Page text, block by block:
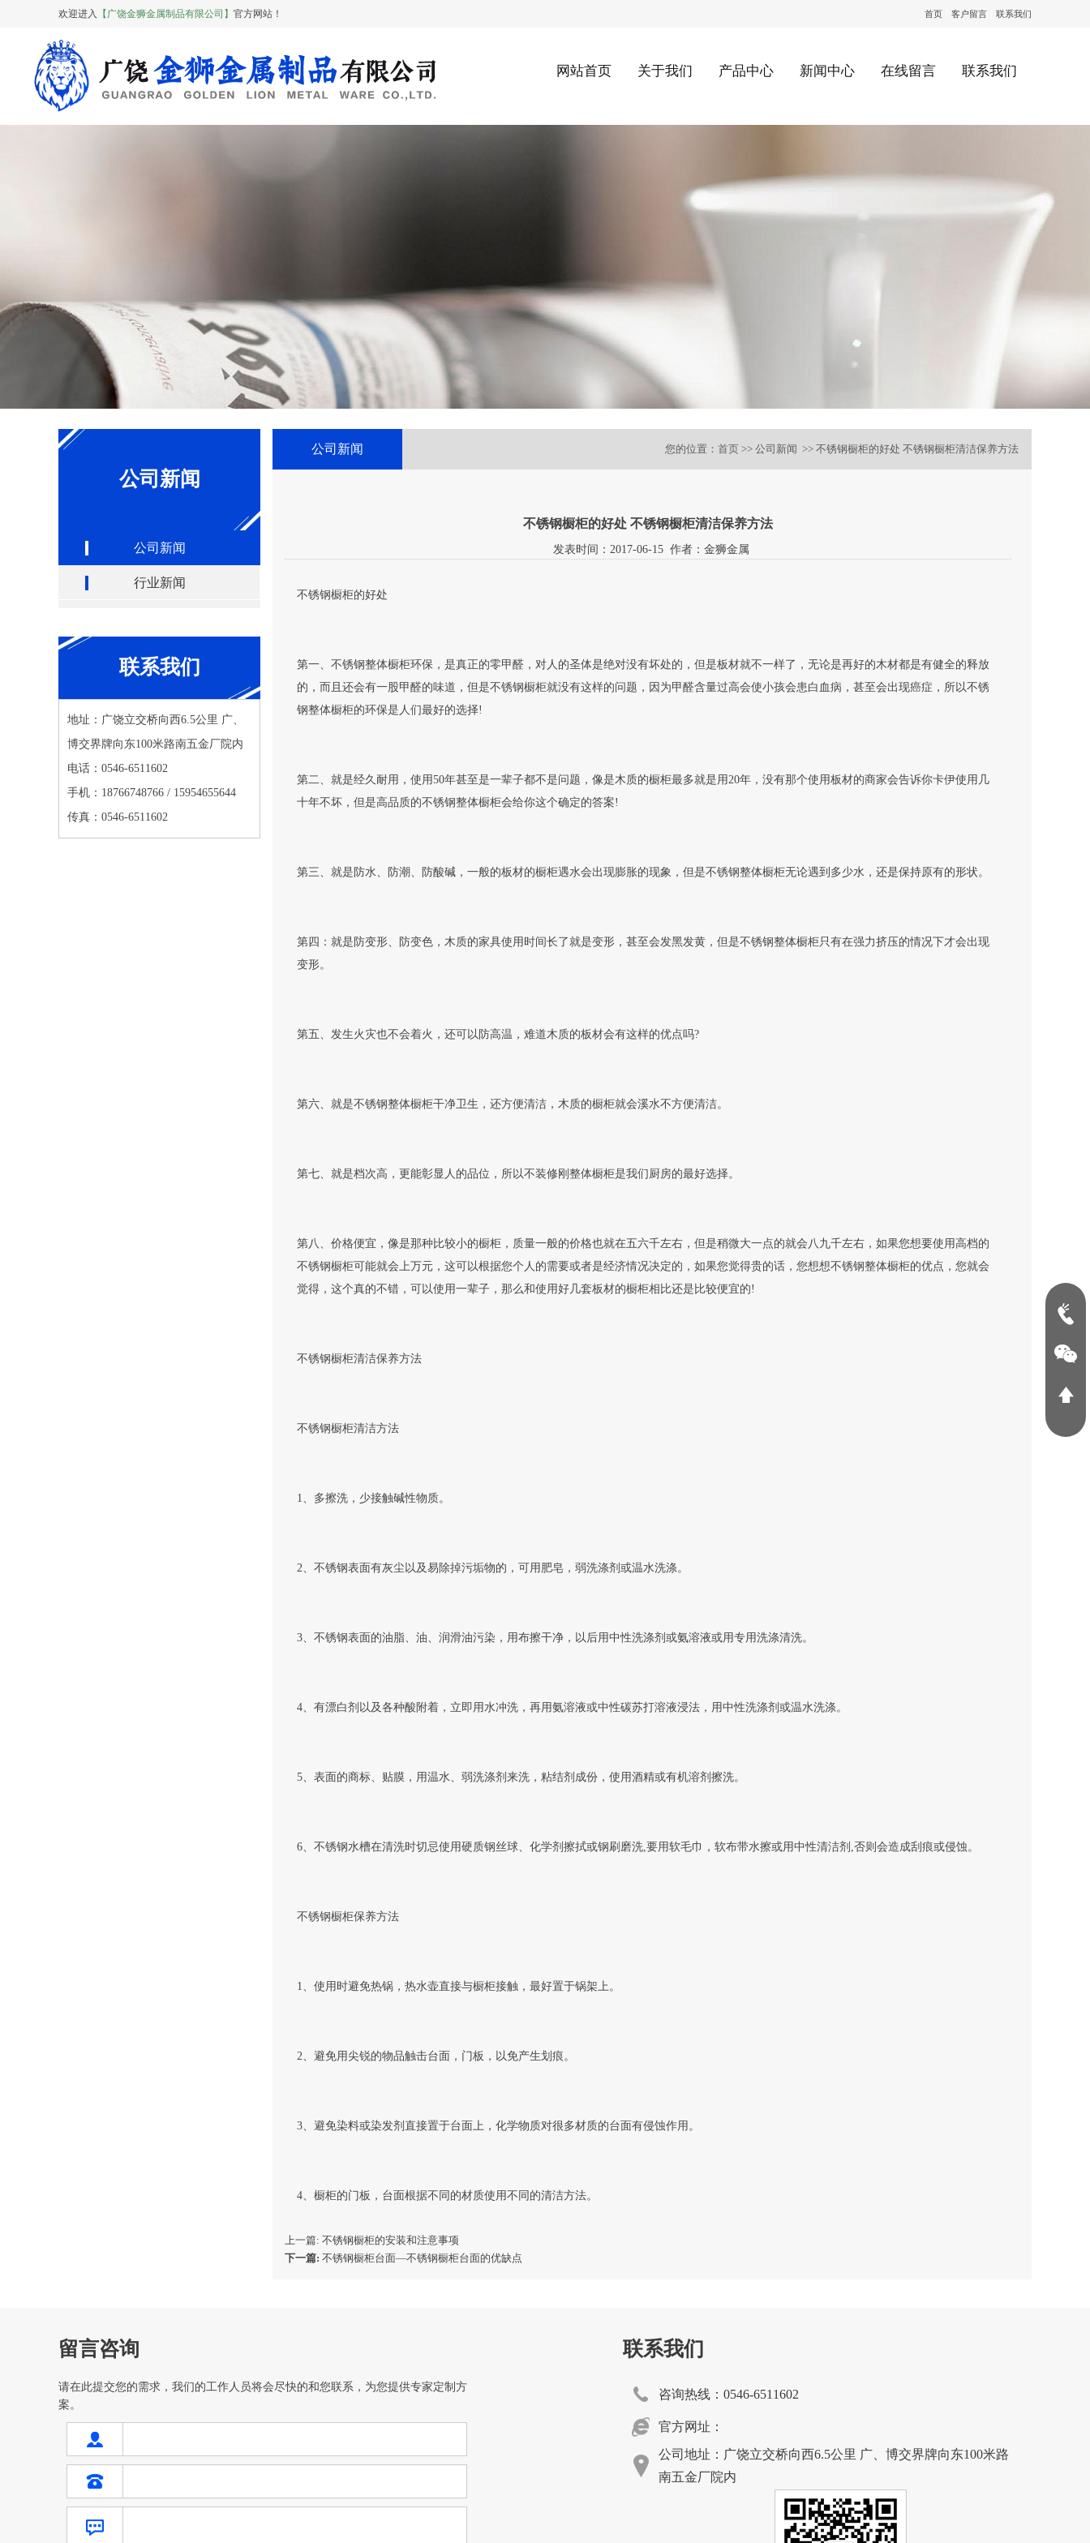
欢迎进入 【广饶金狮金属制品有限公司】 官方网站！ 首页 客户留言 联系我们
网站首页 关于我们 产品中心 新闻中心 在线留言 联系我们
公司新闻
公司新闻
行业新闻
联系我们
地址：广饶立交桥向西6.5公里 广、
博交界牌向东100米路南五金厂院内
电话：0546-6511602
手机：18766748766 / 15954655644
传真：0546-6511602
公司新闻 您的位置： 首页 >> 公司新闻 >> 不锈钢橱柜的好处 不锈钢橱柜清洁保养方法
不锈钢橱柜的好处 不锈钢橱柜清洁保养方法
发表时间： 2017-06-15 作者：金狮金属
不锈钢橱柜的好处
第一、不锈钢整体橱柜环保，是真正的零甲醛，对人的圣体是绝对没有坏处的，但是板材就不一样了，无论是再好的木材都是有健全的释放
的，而且还会有一股甲醛的味道，但是不锈钢橱柜就没有这样的问题，因为甲醛含量过高会使小孩会患白血病，甚至会出现癌症，所以不锈
钢整体橱柜的环保是人们最好的选择!
第二、就是经久耐用，使用50年甚至是一辈子都不是问题，像是木质的橱柜最多就是用20年，没有那个使用板材的商家会告诉你卡伊使用几
十年不坏，但是高品质的不锈钢整体橱柜会给你这个确定的答案!
第三、就是防水、防潮、防酸碱，一般的板材的橱柜遇水会出现膨胀的现象，但是不锈钢整体橱柜无论遇到多少水，还是保持原有的形状。
第四：就是防变形、防变色，木质的家具使用时间长了就是变形，甚至会发黑发黄，但是不锈钢整体橱柜只有在强力挤压的情况下才会出现
变形。
第五、发生火灾也不会着火，还可以防高温，难道木质的板材会有这样的优点吗?
第六、就是不锈钢整体橱柜干净卫生，还方便清洁，木质的橱柜就会溪水不方便清洁。
第七、就是档次高，更能彰显人的品位，所以不装修刚整体橱柜是我们厨房的最好选择。
第八、价格便宜，像是那种比较小的橱柜，质量一般的价格也就在五六千左右，但是稍微大一点的就会八九千左右，如果您想要使用高档的
不锈钢橱柜可能就会上万元，这可以根据您个人的需要或者是经济情况决定的，如果您觉得贵的话，您想想不锈钢整体橱柜的优点，您就会
觉得，这个真的不错，可以使用一辈子，那么和使用好几套板材的橱柜相比还是比较便宜的!
不锈钢橱柜清洁保养方法
不锈钢橱柜清洁方法
1、多擦洗，少接触碱性物质。
2、不锈钢表面有灰尘以及易除掉污垢物的，可用肥皂，弱洗涤剂或温水洗涤。
3、不锈钢表面的油脂、油、润滑油污染，用布擦干净，以后用中性洗涤剂或氨溶液或用专用洗涤清洗。
4、有漂白剂以及各种酸附着，立即用水冲洗，再用氨溶液或中性碳苏打溶液浸法，用中性洗涤剂或温水洗涤。
5、表面的商标、贴膜，用温水、弱洗涤剂来洗，粘结剂成份，使用酒精或有机溶剂擦洗。
6、不锈钢水槽在清洗时切忌使用硬质钢丝球、化学剂擦拭或钢刷磨洗,要用软毛巾，软布带水擦或用中性清洁剂,否则会造成刮痕或侵蚀。
不锈钢橱柜保养方法
1、使用时避免热锅，热水壶直接与橱柜接触，最好置于锅架上。
2、避免用尖锐的物品触击台面，门板，以免产生划痕。
3、避免染料或染发剂直接置于台面上，化学物质对很多材质的台面有侵蚀作用。
4、橱柜的门板，台面根据不同的材质使用不同的清洁方法。
上一篇: 不锈钢橱柜的安装和注意事项
下一篇: 不锈钢橱柜台面—不锈钢橱柜台面的优缺点
留言咨询
请在此提交您的需求，我们的工作人员将会尽快的和您联系，为您提供专家定制方
案。
联系我们
咨询热线：0546-6511602
官方网址：
公司地址：广饶立交桥向西6.5公里 广、博交界牌向东100米路
南五金厂院内